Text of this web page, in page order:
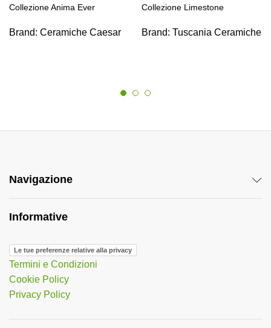
Collezione Anima Ever
Brand: Ceramiche Caesar
Collezione Limestone
Brand: Tuscania Ceramiche
Navigazione
Informative
Le tue preferenze relative alla privacy
Termini e Condizioni
Cookie Policy
Privacy Policy